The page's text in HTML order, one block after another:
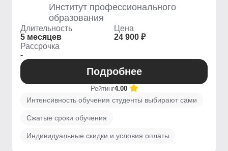
Институт профессионального
образования
Длительность
5 месяцев
Цена
24 900 ₽
Рассрочка
-
Подробнее
Рейтинг4.00
Интенсивность обучения студенты выбирают сами
Сжатые сроки обучения
Индивидуальные скидки и условия оплаты